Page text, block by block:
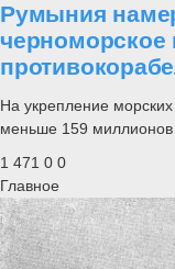
Румыния
На укрепление морских
меньше 159 миллионов
1 471 0 0
Главное